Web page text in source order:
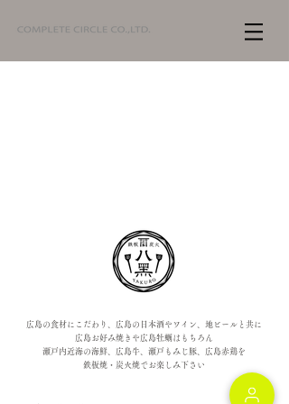
広島の食材にこだわり、広島の日本酒やワイン、地ビールと共に
広島お好み焼きや広島牡蠣はもちろん
瀬戸内近海の海鮮、広島牛、瀬戸もみじ豚、広島赤鶏を
鉄板焼・炭火焼でお楽しみ下さい